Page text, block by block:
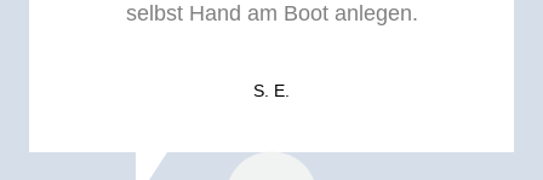
selbst Hand am Boot anlegen.
S. E.